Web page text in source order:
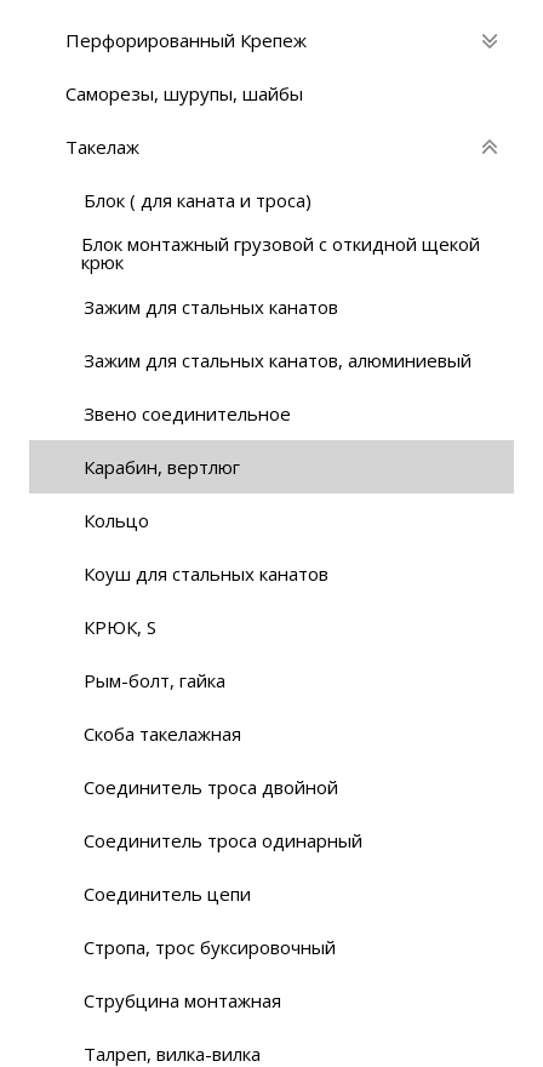
Перфорированный Крепеж
Саморезы, шурупы, шайбы
Такелаж
Блок ( для каната и троса)
Блок монтажный грузовой с откидной щекой
крюк
Зажим для стальных канатов
Зажим для стальных канатов, алюминиевый
Звено соединительное
Карабин, вертлюг
Кольцо
Коуш для стальных канатов
КРЮК, S
Рым-болт, гайка
Скоба такелажная
Соединитель троса двойной
Соединитель троса одинарный
Соединитель цепи
Стропа, трос буксировочный
Струбцина монтажная
Талреп, вилка-вилка